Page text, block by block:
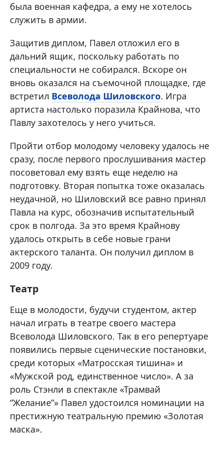
была военная кафедра, а ему не хотелось
служить в армии.
Защитив диплом, Павел отложил его в
дальний ящик, поскольку работать по
специальности не собирался. Вскоре он
вновь оказался на съемочной площадке, где
встретил Всеволода Шиловского. Игра
артиста настолько поразила Крайнова, что
Павлу захотелось у него учиться.
Пройти отбор молодому человеку удалось не
сразу, после первого прослушивания мастер
посоветовал ему взять еще неделю на
подготовку. Вторая попытка тоже оказалась
неудачной, но Шиловский все равно принял
Павла на курс, обозначив испытательный
срок в полгода. За это время Крайнову
удалось открыть в себе новые грани
актерского таланта. Он получил диплом в
2009 году.
Театр
Еще в молодости, будучи студентом, актер
начал играть в театре своего мастера
Всеволода Шиловского. Так в его репертуаре
появились первые сценические постановки,
среди которых «Матросская тишина» и
«Мужской род, единственное число». А за
роль Стэнли в спектакле «Трамвай
“Желание”» Павел удостоился номинации на
престижную театральную премию «Золотая
маска».